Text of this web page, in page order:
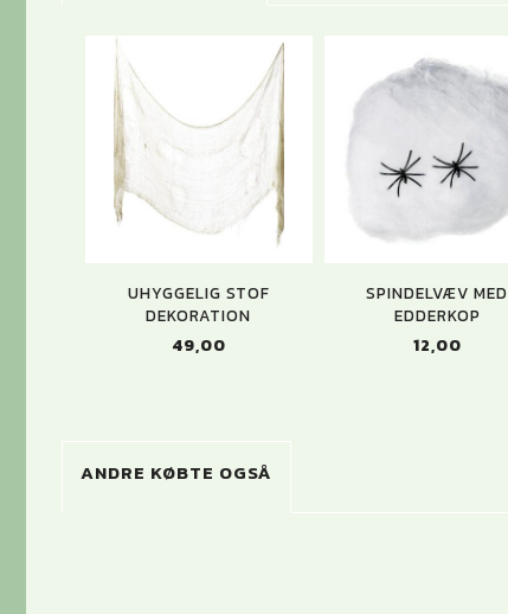
UHYGGELIG STOF
DEKORATION
49,00
SPINDELVÆV MED
EDDERKOP
12,00
ANDRE KØBTE OGSÅ